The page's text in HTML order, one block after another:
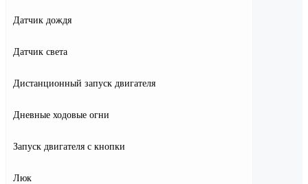
Датчик дождя
Датчик света
Дистанционный запуск двигателя
Дневные ходовые огни
Запуск двигателя с кнопки
Люк